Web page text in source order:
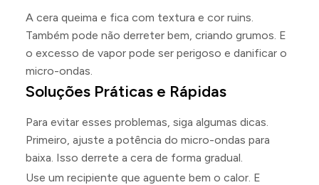
A cera queima e fica com textura e cor ruins.
Também pode não derreter bem, criando grumos. E
o excesso de vapor pode ser perigoso e danificar o
micro-ondas.
Soluções Práticas e Rápidas
Para evitar esses problemas, siga algumas dicas.
Primeiro, ajuste a potência do micro-ondas para
baixa. Isso derrete a cera de forma gradual.
Use um recipiente que aguente bem o calor. E